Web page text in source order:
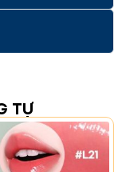
ngào, ấm
làm đến dự
TỰ